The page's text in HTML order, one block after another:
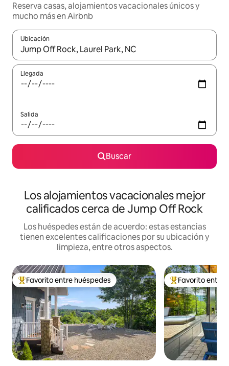
Reserva casas, alojamientos vacacionales únicos y
mucho más en Airbnb
Ubicación
Cuando los resultados estén disponibles, podrás navegar
Llegada
Salida
Buscar
Los alojamientos vacacionales mejor
calificados cerca de Jump Off Rock
Los huéspedes están de acuerdo: estas estancias
tienen excelentes calificaciones por su ubicación y
limpieza, entre otros aspectos.
De los mejores en Favorito entre huéspedes
Favorito entre huéspedes De los mejores
Favorito entre